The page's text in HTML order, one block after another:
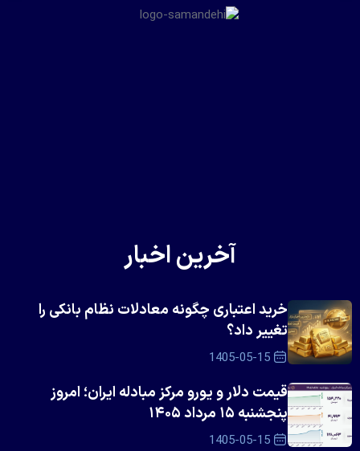
آخرین اخبار
خرید اعتباری چگونه معادلات نظام بانکی را
تغییر داد؟
1405-05-15
قیمت دلار و یورو مرکز مبادله ایران؛ امروز
پنجشنبه ۱۵ مرداد ۱۴۰۵
1405-05-15